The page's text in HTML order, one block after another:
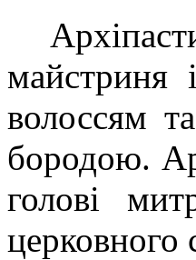
майстриня
волоссям
бородою.
голові
церковного